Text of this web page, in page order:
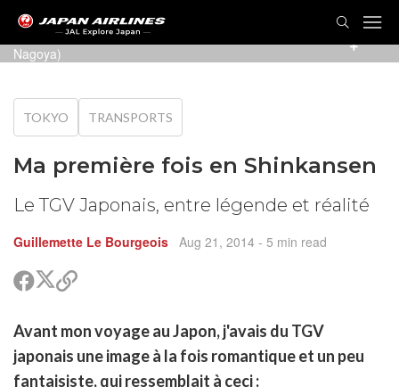
Deux Shinkansen vers des directions opposées (Gare de
Nagoya)
TOKYO TRANSPORTS
Ma première fois en Shinkansen
Le TGV Japonais, entre légende et réalité
Guillemette Le Bourgeois Aug 21, 2014 - 5 min read
PartagerPartager
sur
Copier
pour
partager
Avant mon voyage au Japon, j'avais du TGV
japonais une image à la fois romantique et un peu
fantaisiste, qui ressemblait à ceci :